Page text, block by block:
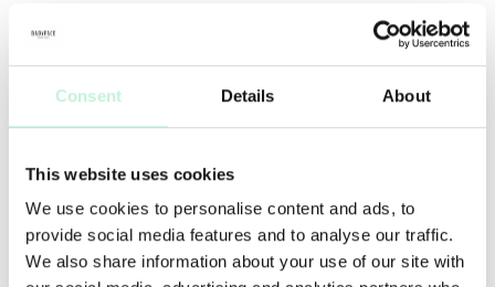
Consent Details About
This website uses cookies
We use cookies to personalise content and ads, to
provide social media features and to analyse our traffic.
We also share information about your use of our site with
ANVÄNDNING
Body & Massageoil Energy passar utmärkt till varm
massage. Värm oljan i vattenbad till kroppstemperatur och
då endast den mängd som behövs för varje tillfälle.